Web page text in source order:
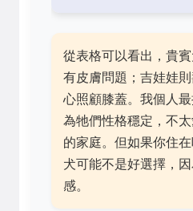
從表格可以看出，貴
有皮膚問題；吉娃娃
心照顧膝蓋。我個人
為牠們性格穩定，不
的家庭。但如果你住
犬可能不是好選擇，
感。